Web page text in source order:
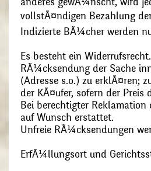
vollstÃ¤ndigen Bezahlung
Indizierte BÃ¼cher werden
Es besteht ein
RÃ¼cksendung der Sache
(Adresse s.o.) zu erklÃ¤ren;
der KÃ¤ufer, sofern der
Bei berechtigter
auf Wunsch erstattet.
Unfreie RÃ¼cksendungen
ErfÃ¼llungsort und